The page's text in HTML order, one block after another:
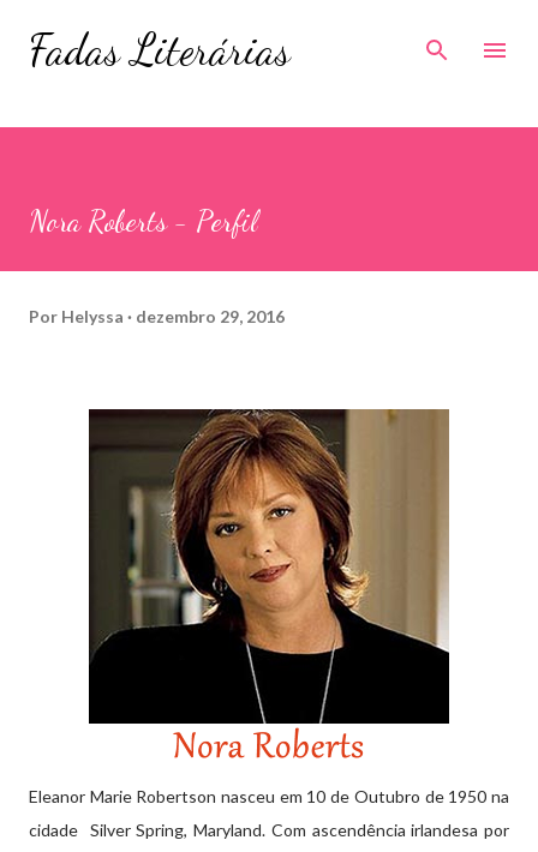
Pular para o conteúdo principal
Fadas Literárias
Nora Roberts - Perfil
Por Helyssa dezembro 29, 2016
Eleanor Marie Robertson nasceu em 10 de Outubro de 1950 na
cidade Silver Spring, Maryland. Com ascendência irlandesa por